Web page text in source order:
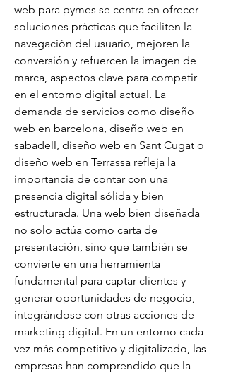
web para pymes se centra en ofrecer
soluciones prácticas que faciliten la
navegación del usuario, mejoren la
conversión y refuercen la imagen de
marca, aspectos clave para competir
en el entorno digital actual. La
demanda de servicios como diseño
web en barcelona, diseño web en
sabadell, diseño web en Sant Cugat o
diseño web en Terrassa refleja la
importancia de contar con una
presencia digital sólida y bien
estructurada. Una web bien diseñada
no solo actúa como carta de
presentación, sino que también se
convierte en una herramienta
fundamental para captar clientes y
generar oportunidades de negocio,
integrándose con otras acciones de
marketing digital. En un entorno cada
vez más competitivo y digitalizado, las
empresas han comprendido que la